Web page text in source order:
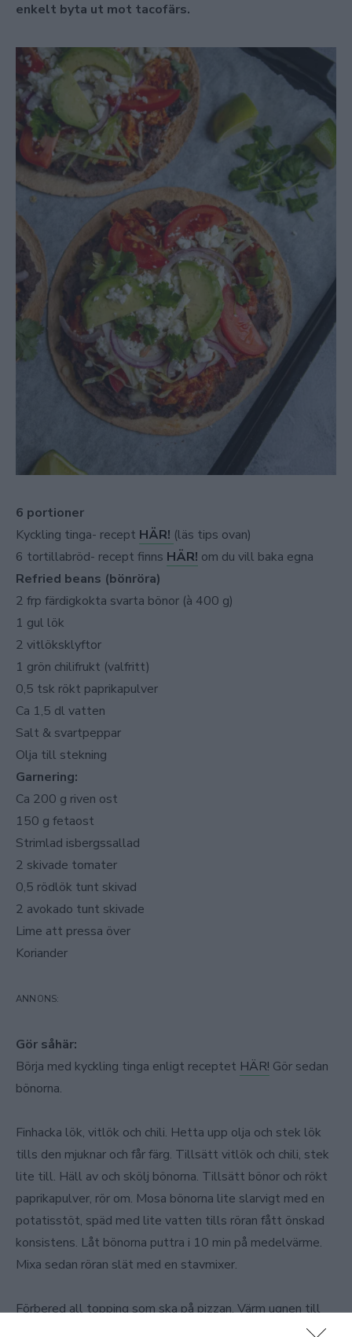
enkelt byta ut mot tacofärs.
6 portioner
Kyckling tinga- recept HÄR! (läs tips ovan)
6 tortillabröd- recept finns HÄR! om du vill baka egna
Refried beans (bönröra)
2 frp färdigkokta svarta bönor (à 400 g)
1 gul lök
2 vitlöksklyftor
1 grön chilifrukt (valfritt)
0,5 tsk rökt paprikapulver
Ca 1,5 dl vatten
Salt & svartpeppar
Olja till stekning
Garnering:
Ca 200 g riven ost
150 g fetaost
Strimlad isbergssallad
2 skivade tomater
0,5 rödlök tunt skivad
2 avokado tunt skivade
Lime att pressa över
Koriander
Gör såhär:
Börja med kyckling tinga enligt receptet HÄR! Gör sedan
bönorna.
Finhacka lök, vitlök och chili. Hetta upp olja och stek lök
tills den mjuknar och får färg. Tillsätt vitlök och chili, stek
lite till. Häll av och skölj bönorna. Tillsätt bönor och rökt
paprikapulver, rör om. Mosa bönorna lite slarvigt med en
potatisstöt, späd med lite vatten tills röran fått önskad
konsistens. Låt bönorna puttra i 10 min på medelvärme.
Mixa sedan röran slät med en stavmixer.
Förbered all topping som ska på pizzan. Värm ugnen till
225°, över och undervärme. Lägg tortillabröd på en plåt